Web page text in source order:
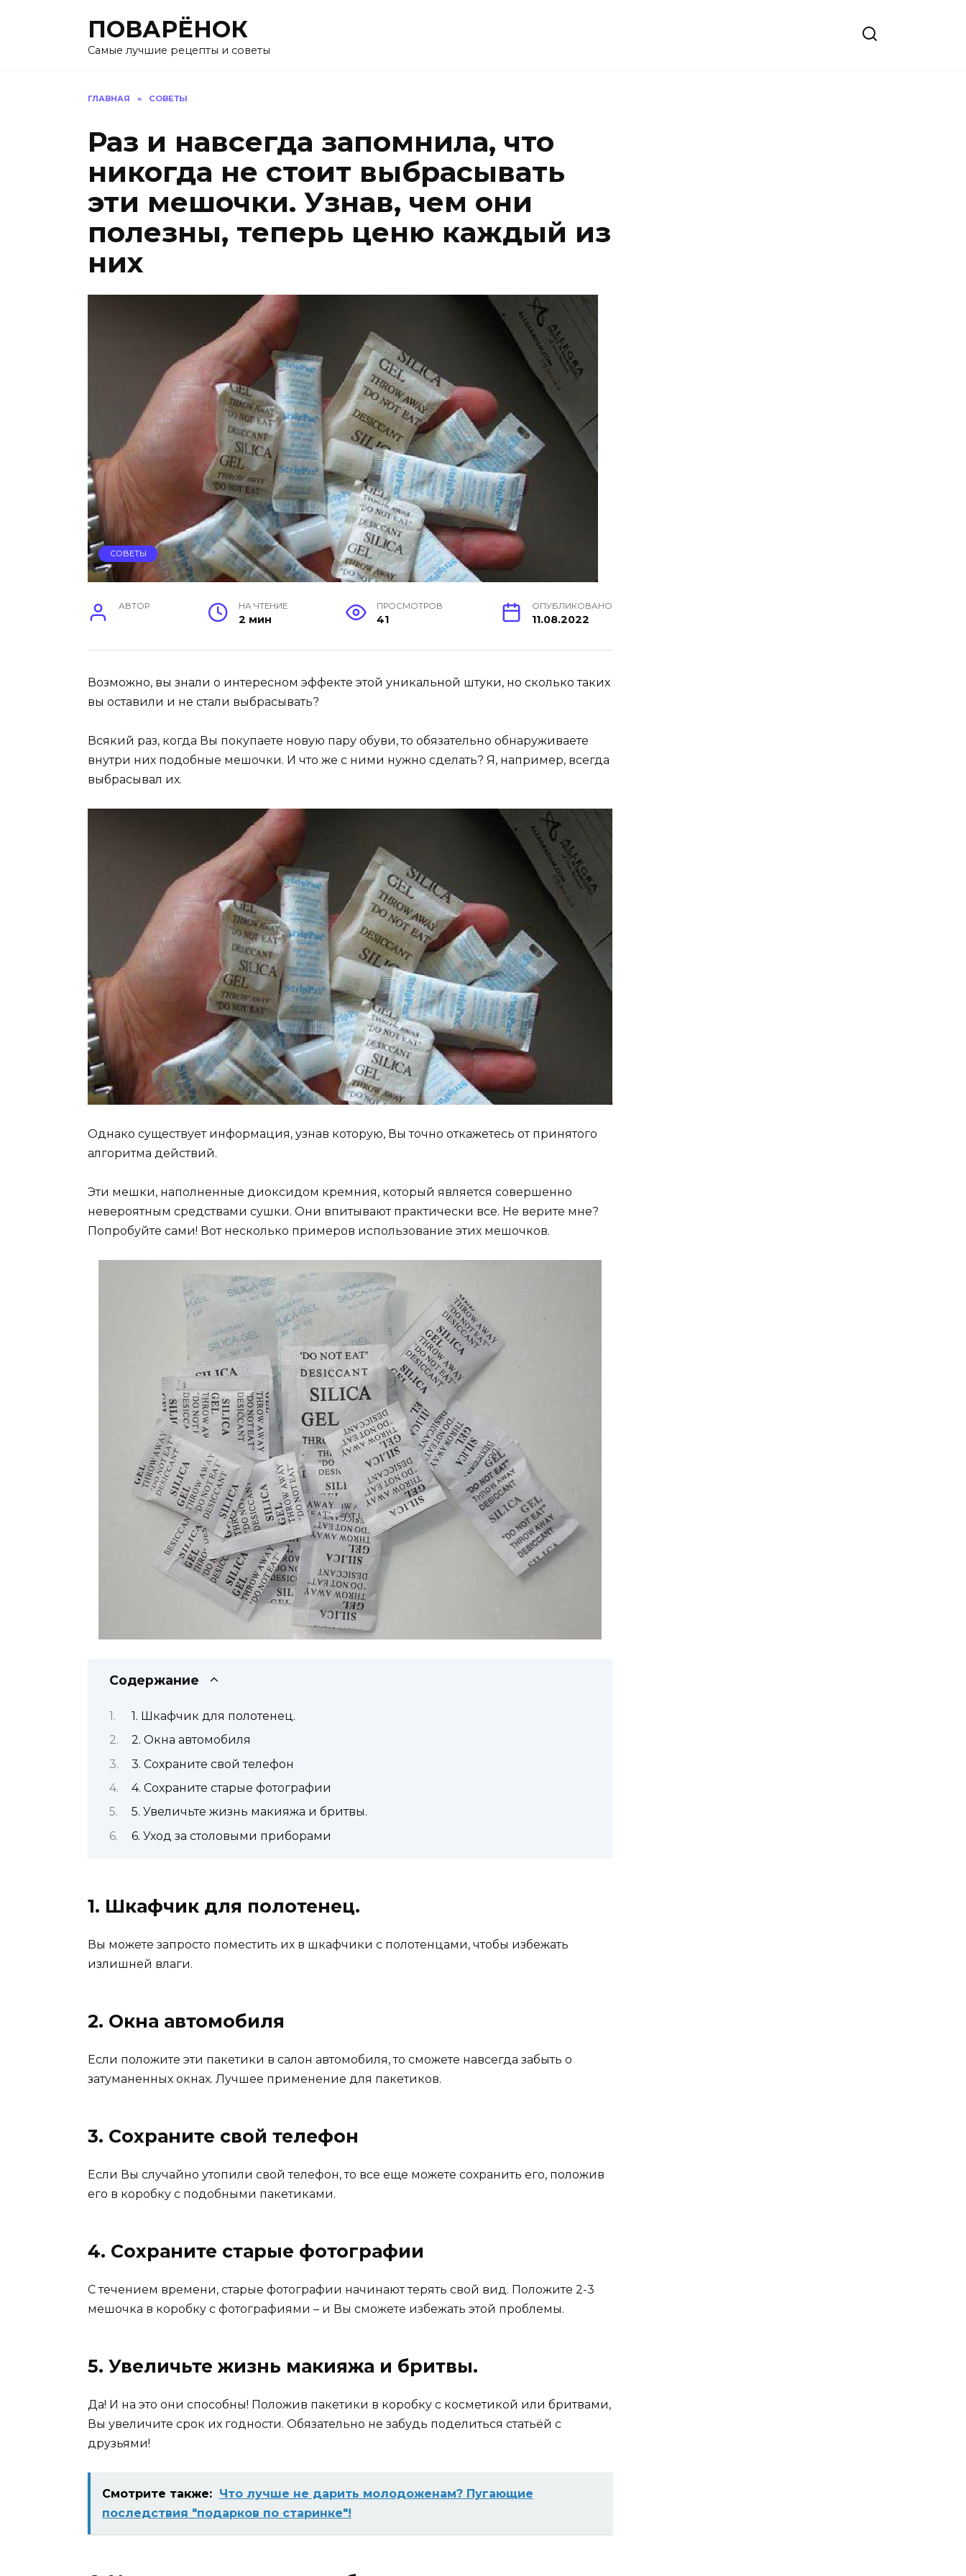
ПОВАРЁНОК
Самые лучшие рецепты и советы
ГЛАВНАЯ » СОВЕТЫ
Раз и навсегда запомнила, что
никогда не стоит выбрасывать
эти мешочки. Узнав, чем они
полезны, теперь ценю каждый из
них
СОВЕТЫ
АВТОР НА ЧТЕНИЕ
2 мин
ПРОСМОТРОВ
41
ОПУБЛИКОВАНО
11.08.2022
Возможно, вы знали о интересном эффекте этой уникальной штуки, но сколько таких
вы оставили и не стали выбрасывать?
Всякий раз, когда Вы покупаете новую пару обуви, то обязательно обнаруживаете
внутри них подобные мешочки. И что же с ними нужно сделать? Я, например, всегда
выбрасывал их.
Однако существует информация, узнав которую, Вы точно откажетесь от принятого
алгоритма действий.
Эти мешки, наполненные диоксидом кремния, который является совершенно
невероятным средствами сушки. Они впитывают практически все. Не верите мне?
Попробуйте сами! Вот несколько примеров использование этих мешочков.
Содержание
1. Шкафчик для полотенец.
2. Окна автомобиля
3. Сохраните свой телефон
4. Сохраните старые фотографии
5. Увеличьте жизнь макияжа и бритвы.
6. Уход за столовыми приборами
1. Шкафчик для полотенец.
Вы можете запросто поместить их в шкафчики с полотенцами, чтобы избежать
излишней влаги.
2. Окна автомобиля
Если положите эти пакетики в салон автомобиля, то сможете навсегда забыть о
затуманенных окнах. Лучшее применение для пакетиков.
3. Сохраните свой телефон
Если Вы случайно утопили свой телефон, то все еще можете сохранить его, положив
его в коробку с подобными пакетиками.
4. Сохраните старые фотографии
С течением времени, старые фотографии начинают терять свой вид. Положите 2-3
мешочка в коробку с фотографиями – и Вы сможете избежать этой проблемы.
5. Увеличьте жизнь макияжа и бритвы.
Да! И на это они способны! Положив пакетики в коробку с косметикой или бритвами,
Вы увеличите срок их годности. Обязательно не забудь поделиться статьёй с
друзьями!
Смотрите также: Что лучше не дарить молодоженам? Пугающие
последствия "подарков по старинке"!